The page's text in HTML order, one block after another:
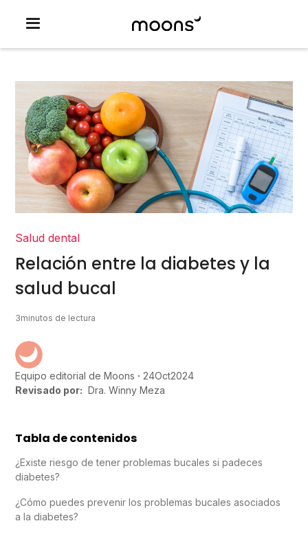
Salud dental
Relación entre la diabetes y la
salud bucal
3minutos de lectura
Equipo editorial de Moons 24Oct2024
Revisado por: Dra. Winny Meza
Tabla de contenidos
¿Existe riesgo de tener problemas bucales si padeces
diabetes?
¿Cómo puedes prevenir los problemas bucales asociados
a la diabetes?